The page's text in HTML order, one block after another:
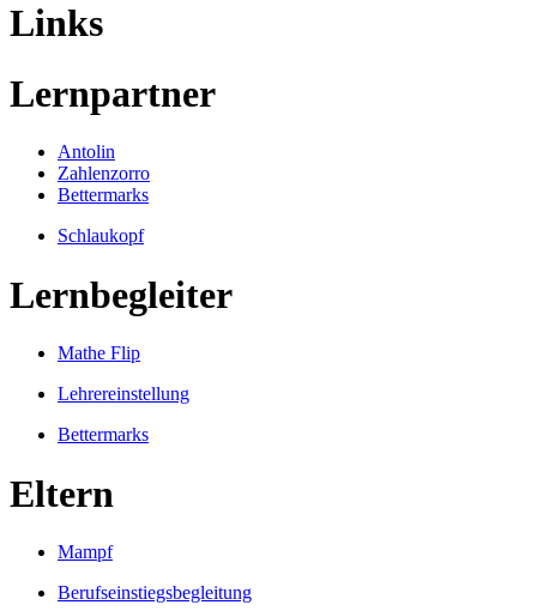
Links
Lernpartner
Antolin
Zahlenzorro
Bettermarks
Schlaukopf
Lernbegleiter
Mathe Flip
Lehrereinstellung
Bettermarks
Eltern
Mampf
Berufseinstiegsbegleitung